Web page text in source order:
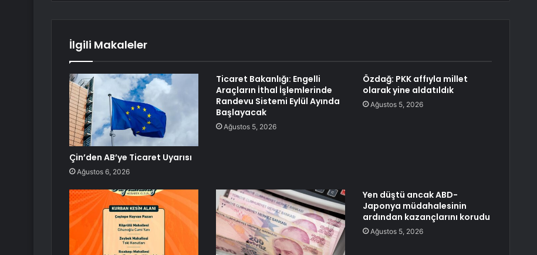
İlgili Makaleler
Çin’den AB’ye Ticaret Uyarısı
Ağustos 6, 2026
Ticaret Bakanlığı: Engelli
Araçların İthal İşlemlerinde
Randevu Sistemi Eylül Ayında
Başlayacak
Ağustos 5, 2026
Özdağ: PKK affıyla millet
olarak yine aldatıldık
Ağustos 5, 2026
Yen düştü ancak ABD-
Japonya müdahalesinin
ardından kazançlarını korudu
Ağustos 5, 2026